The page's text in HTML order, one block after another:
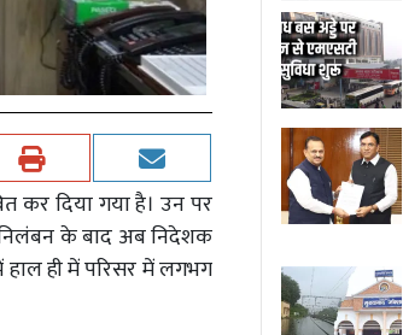
कर दिया गया है। उन पर
के बाद अब निदेशक
हाल ही में परिसर में लगभग